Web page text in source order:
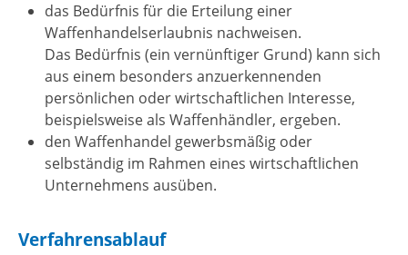
das Bedürfnis für die Erteilung einer
Waffenhandelserlaubnis nachweisen.
Das Bedürfnis (ein vernünftiger Grund) kann sich
aus einem besonders anzuerkennenden
persönlichen oder wirtschaftlichen Interesse,
beispielsweise als Waffenhändler, ergeben.
den Waffenhandel gewerbsmäßig oder
selbständig im Rahmen eines wirtschaftlichen
Unternehmens ausüben.
Verfahrensablauf